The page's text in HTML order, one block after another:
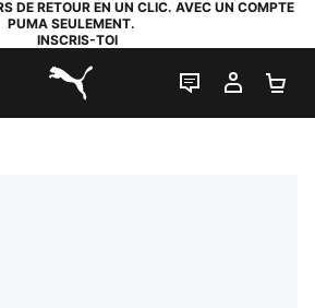
DE RETOUR EN UN CLIC. AVEC UN COMPTE
PUMA SEULEMENT.
INSCRIS-TOI
PUMA.com
LIVE CHAT
MON